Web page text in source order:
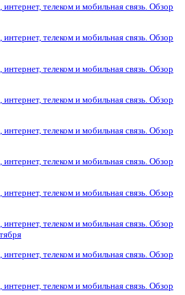
телеком и мобильная связь. Обзор
телеком и мобильная связь. Обзор
телеком и мобильная связь. Обзор
телеком и мобильная связь. Обзор
телеком и мобильная связь. Обзор
телеком и мобильная связь. Обзор
телеком и мобильная связь. Обзор
телеком и мобильная связь. Обзор
телеком и мобильная связь. Обзор
телеком и мобильная связь. Обзор